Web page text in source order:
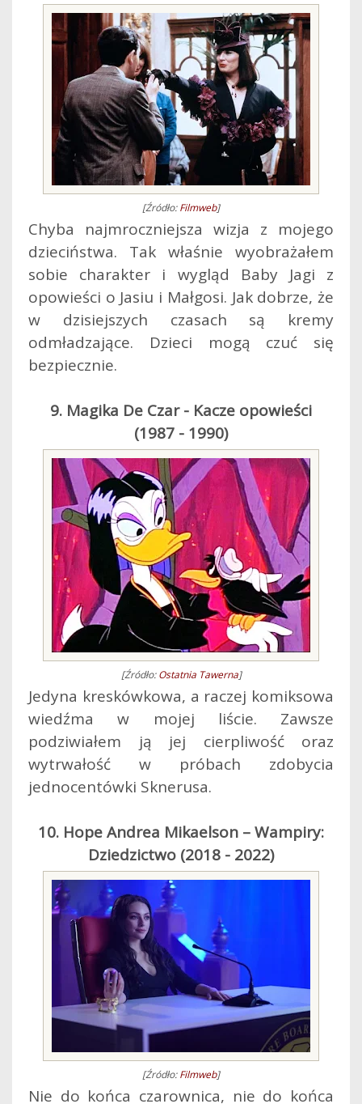
[Źródło:Filmweb]
Chyba najmroczniejsza wizja z mojego
dzieciństwa. Tak właśnie wyobrażałem
sobie charakter i wygląd Baby Jagi z
opowieści o Jasiu i Małgosi. Jak dobrze, że
w dzisiejszych czasach są kremy
odmładzające. Dzieci mogą czuć się
bezpiecznie.
9. Magika De Czar - Kacze opowieści
(1987 - 1990)
[Źródło:Ostatnia Tawerna]
Jedyna kreskówkowa, a raczej komiksowa
wiedźma w mojej liście. Zawsze
podziwiałem ją jej cierpliwość oraz
wytrwałość w próbach zdobycia
jednocentówki Sknerusa.
10. Hope Andrea Mikaelson – Wampiry:
Dziedzictwo (2018 - 2022)
[Źródło:Filmweb]
Nie do końca czarownica, nie do końca